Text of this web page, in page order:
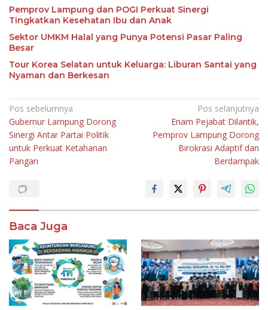
Pemprov Lampung dan POGI Perkuat Sinergi
Tingkatkan Kesehatan Ibu dan Anak
Sektor UMKM Halal yang Punya Potensi Pasar Paling
Besar
Tour Korea Selatan untuk Keluarga: Liburan Santai yang
Nyaman dan Berkesan
Navigasi
pos
Pos sebelumnya
Gubernur Lampung Dorong
Sinergi Antar Partai Politik
untuk Perkuat Ketahanan
Pangan
Pos selanjutnya
Enam Pejabat Dilantik,
Pemprov Lampung Dorong
Birokrasi Adaptif dan
Berdampak
Baca Juga